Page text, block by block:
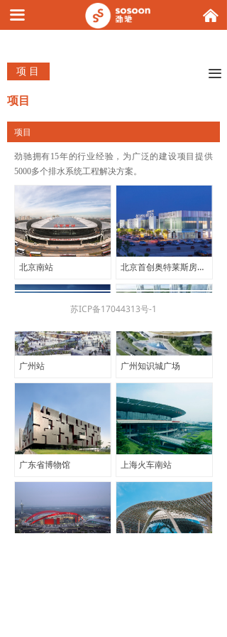
끀 낀
项 目 끀
项目
劲驰拥有15年的行业经验，为广泛的建设项目提供
5000多个排水系统工程解决方案。
北京南站 北京首创奥特莱斯房山项目
广州站 广州知识城广场
广东省博物馆 上海火车南站
项目
苏ICP备17044313号-1